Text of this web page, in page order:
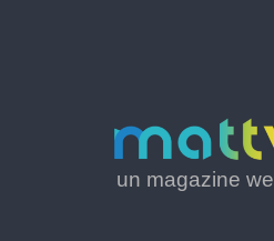
un magazine